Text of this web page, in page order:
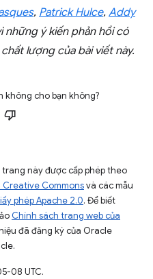
, Patrick Hulce, Addy
những ý kiến phản hồi có
lượng của bài viết này.
không cho bạn không?
này được cấp phép theo
Creative Commonsvà các mẫu
phép Apache 2.0. Để biết
Chính sách trang web của
đã đăng ký của Oracle
08 UTC.